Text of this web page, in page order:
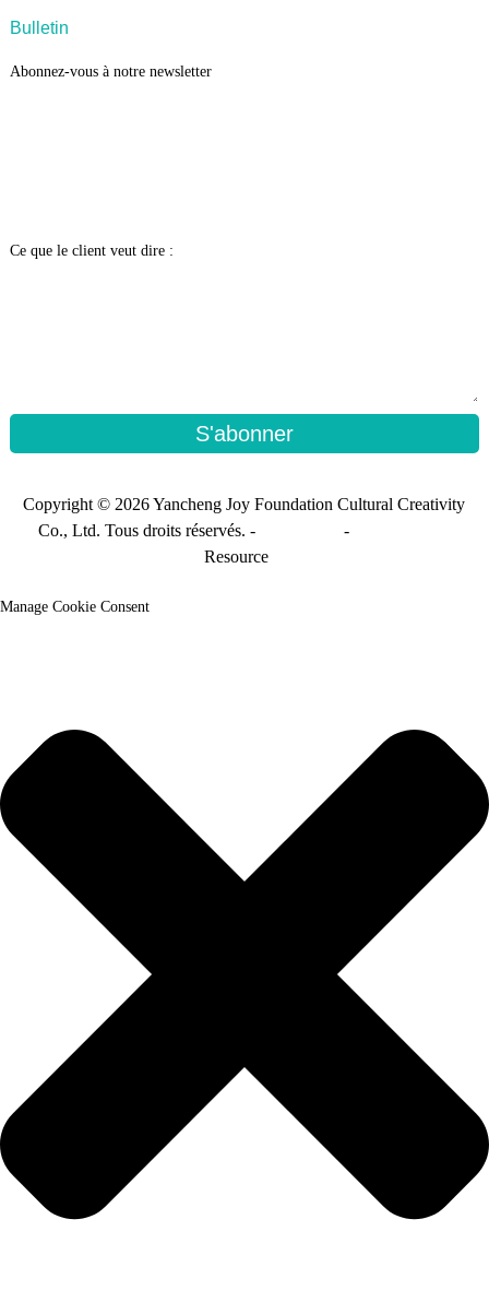
Bulletin
Abonnez-vous à notre newsletter
Ce que le client veut dire :
S'abonner
Copyright © 2026 Yancheng Joy Foundation Cultural Creativity
Co., Ltd. Tous droits réservés. -
-
Resource
Manage Cookie Consent